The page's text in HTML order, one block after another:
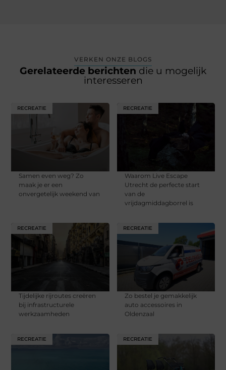
VERKEN ONZE BLOGS
Gerelateerde berichten die u mogelijk
interesseren
RECREATIE
Samen even weg? Zo
maak je er een
onvergetelijk weekend van
RECREATIE
Waarom Live Escape
Utrecht de perfecte start
van de
vrijdagmiddagborrel is
RECREATIE
Tijdelijke rijroutes creëren
bij infrastructurele
werkzaamheden
RECREATIE
Zo bestel je gemakkelijk
auto accessoires in
Oldenzaal
RECREATIE RECREATIE